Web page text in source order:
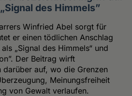
des Himmels”
Winfried Abel sorgt für
er einen tödlichen Anschlag
„Signal des Himmels“ und
Der Beitrag wirft
darüber auf, wo die Grenzen
Meinungsfreiheit
von Gewalt verlaufen.